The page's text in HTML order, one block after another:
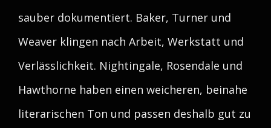
sauber dokumentiert. Baker, Turner und
Weaver klingen nach Arbeit, Werkstatt und
Verlässlichkeit. Nightingale, Rosendale und
Hawthorne haben einen weicheren, beinahe
literarischen Ton und passen deshalb gut zu